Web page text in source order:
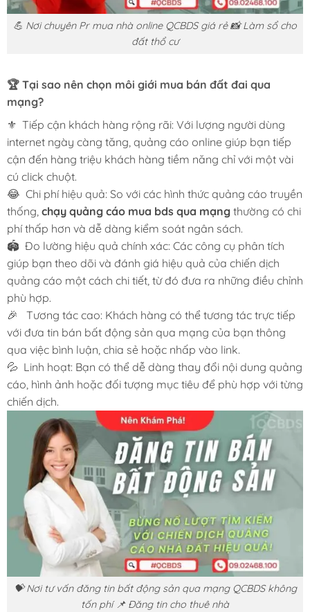
💪 Nơi chuyên Pr mua nhà online QCBDS giá rẻ 📸 Làm sổ cho
đất thổ cư
🏆 Tại sao nên chọn môi giới mua bán đất đai qua
mạng?
⚜️ Tiếp cận khách hàng rộng rãi: Với lượng người dùng
internet ngày càng tăng, quảng cáo online giúp bạn tiếp
cận đến hàng triệu khách hàng tiềm năng chỉ với một vài
cú click chuột.
😂 Chi phí hiệu quả: So với các hình thức quảng cáo truyền
thống, chạy quảng cáo mua bds qua mạng thường có chi
phí thấp hơn và dễ dàng kiểm soát ngân sách.
🏟️ Đo lường hiệu quả chính xác: Các công cụ phân tích
giúp bạn theo dõi và đánh giá hiệu quả của chiến dịch
quảng cáo một cách chi tiết, từ đó đưa ra những điều chỉnh
phù hợp.
🎉 Tương tác cao: Khách hàng có thể tương tác trực tiếp
với đưa tin bán bất động sản qua mạng của bạn thông
qua việc bình luận, chia sẻ hoặc nhấp vào link.
💦 Linh hoạt: Bạn có thể dễ dàng thay đổi nội dung quảng
cáo, hình ảnh hoặc đối tượng mục tiêu để phù hợp với từng
chiến dịch.
💝 Nơi tư vấn đăng tin bất động sản qua mạng QCBDS không
tốn phí 📌 Đăng tin cho thuê nhà